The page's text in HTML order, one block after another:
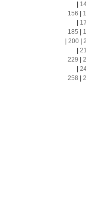
156
185
200|
229
258